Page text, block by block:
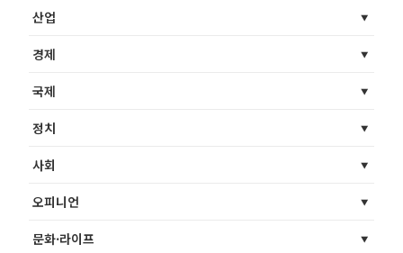
산업
경제
국제
정치
사회
오피니언
문화·라이프